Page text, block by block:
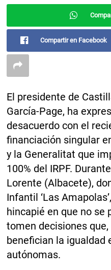
Compartir en Facebook
El presidente de
García-Page, ha
desacuerdo con el
financiación singular
y la Generalitat que
100% del IRPF.
Lorente (Albacete),
Infantil ‘Las
hincapié en que no se
tomen decisiones
benefician la igualdad
autónomas.